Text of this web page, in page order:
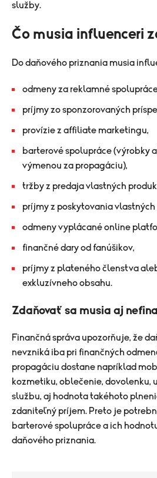
služby.
Čo musia influenceri
Do daňového priznania musia
odmeny za reklamné
príjmy zo sponzorovaných
provízie z affiliate marketingu,
barterové spolupráce (výrobky
výmenou za propagáciu),
tržby z predaja vlastných
príjmy z poskytovania vlastných
odmeny vyplácané online
finančné dary od fanúšikov,
príjmy z plateného členstva
exkluzívneho obsahu.
Zdaňovať sa musia aj
Finančná správa upozorňuje, že
nevzniká iba pri finančných
propagáciu dostane napríklad
kozmetiku, oblečenie, dovolenku,
službu, aj hodnota takéhoto
zdaniteľný príjem. Preto je
barterové spolupráce a ich
daňového priznania.